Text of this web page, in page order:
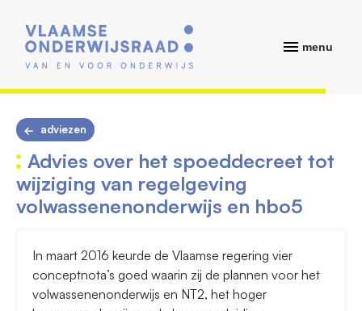
menu
adviezen
Advies over het spoeddecreet tot
wijziging van regelgeving
volwassenenonderwijs en hbo5
In maart 2016 keurde de Vlaamse regering vier
conceptnota’s goed waarin zij de plannen voor het
volwassenenonderwijs en NT2, het hoger